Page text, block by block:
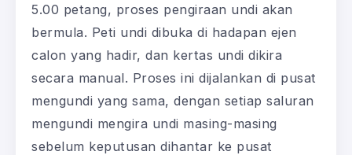
5.00 petang, proses pengiraan undi akan
bermula. Peti undi dibuka di hadapan ejen
calon yang hadir, dan kertas undi dikira
secara manual. Proses ini dijalankan di pusat
mengundi yang sama, dengan setiap saluran
mengundi mengira undi masing-masing
sebelum keputusan dihantar ke pusat